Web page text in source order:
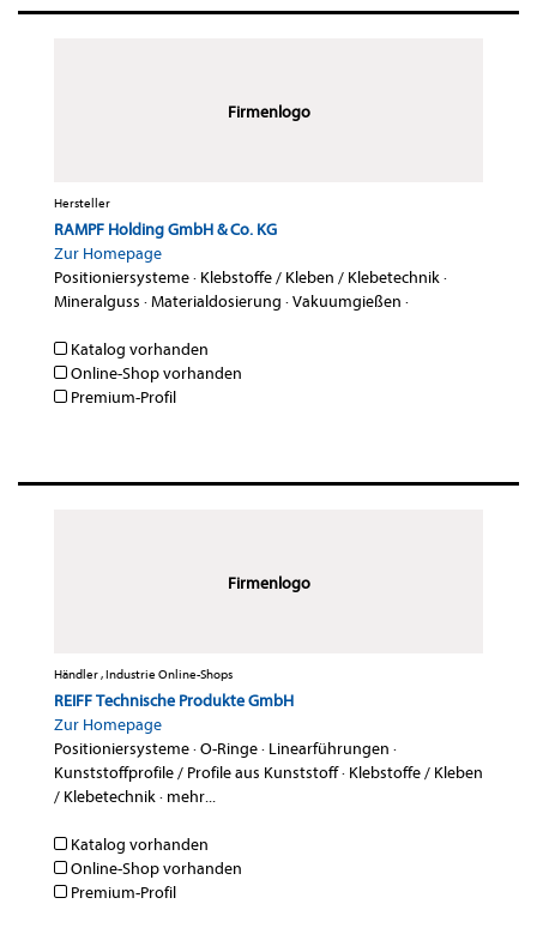
Firmenlogo
Hersteller
RAMPF Holding GmbH & Co. KG
Zur Homepage
Positioniersysteme· Klebstoffe / Kleben / Klebetechnik·
Mineralguss ·Materialdosierung ·Vakuumgießen ·
Katalog vorhanden
Online-Shop vorhanden
Premium-Profil
Firmenlogo
Händler , Industrie Online-Shops
REIFF Technische Produkte GmbH
Zur Homepage
Positioniersysteme·O-Ringe· Linearführungen ·
Kunststoffprofile / Profile aus Kunststoff· Klebstoffe / Kleben
/ Klebetechnik· mehr...
Katalog vorhanden
Online-Shop vorhanden
Premium-Profil